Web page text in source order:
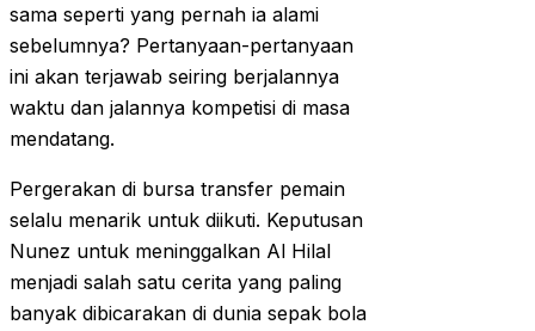
sama seperti yang pernah ia alami
sebelumnya? Pertanyaan-pertanyaan
ini akan terjawab seiring berjalannya
waktu dan jalannya kompetisi di masa
mendatang.
Pergerakan di bursa transfer pemain
selalu menarik untuk diikuti. Keputusan
Nunez untuk meninggalkan Al Hilal
menjadi salah satu cerita yang paling
banyak dibicarakan di dunia sepak bola